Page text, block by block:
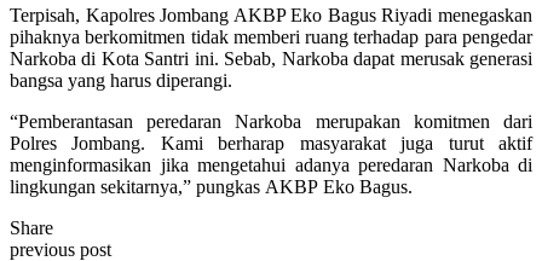
Terpisah, Kapolres Jombang AKBP Eko Bagus Riyadi menegaskan
pihaknya berkomitmen tidak memberi ruang terhadap para pengedar
Narkoba di Kota Santri ini. Sebab, Narkoba dapat merusak generasi
bangsa yang harus diperangi.
“Pemberantasan peredaran Narkoba merupakan komitmen dari
Polres Jombang. Kami berharap masyarakat juga turut aktif
menginformasikan jika mengetahui adanya peredaran Narkoba di
lingkungan sekitarnya,” pungkas AKBP Eko Bagus.
Share
previous post